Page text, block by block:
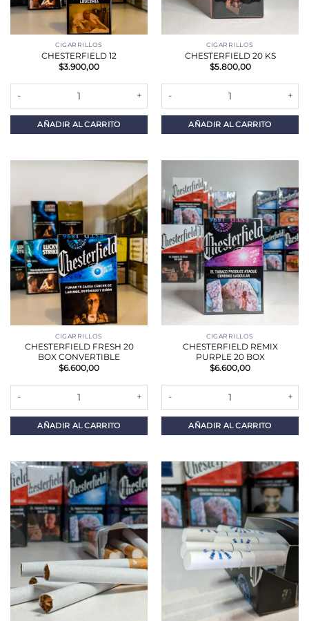
CIGARRILLOS
CHESTERFIELD 12
$3.900,00
AÑADIR AL CARRITO
CIGARRILLOS
CHESTERFIELD 20 KS
$5.800,00
AÑADIR AL CARRITO
CIGARRILLOS
CHESTERFIELD FRESH 20
BOX CONVERTIBLE
$6.600,00
AÑADIR AL CARRITO
CIGARRILLOS
CHESTERFIELD REMIX
PURPLE 20 BOX
$6.600,00
AÑADIR AL CARRITO